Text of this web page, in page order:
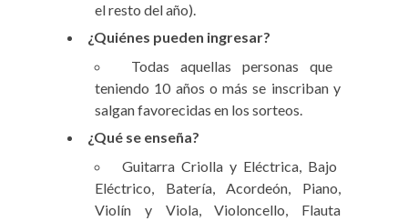
el resto del año).
¿Quiénes pueden ingresar?
Todas aquellas personas que
teniendo 10 años o más se inscriban y
salgan favorecidas en los sorteos.
¿Qué se enseña?
Guitarra Criolla y Eléctrica, Bajo
Eléctrico, Batería, Acordeón, Piano,
Violín y Viola, Violoncello, Flauta